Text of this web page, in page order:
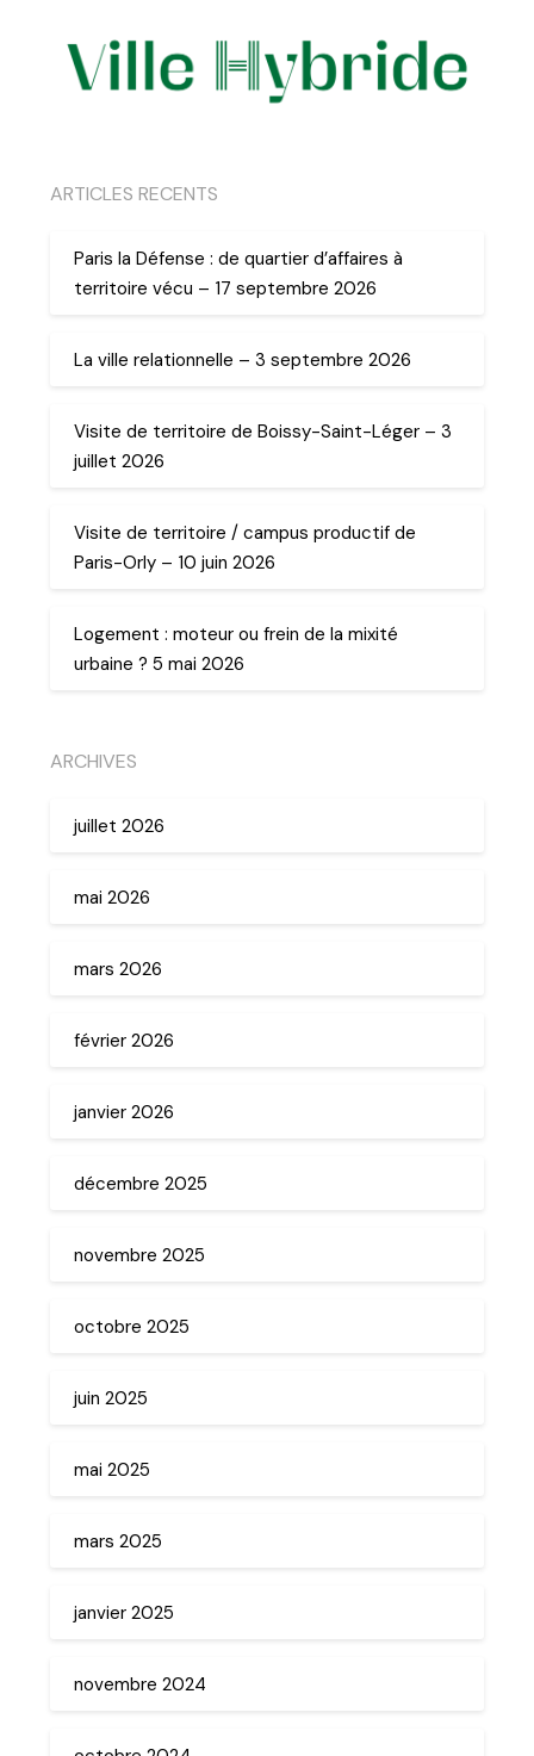
ARTICLES RECENTS
Paris la Défense : de quartier d’affaires à
territoire vécu – 17 septembre 2026
La ville relationnelle – 3 septembre 2026
Visite de territoire de Boissy-Saint-Léger – 3
juillet 2026
Visite de territoire / campus productif de
Paris-Orly – 10 juin 2026
Logement : moteur ou frein de la mixité
urbaine ? 5 mai 2026
ARCHIVES
juillet 2026
mai 2026
mars 2026
février 2026
janvier 2026
décembre 2025
novembre 2025
octobre 2025
juin 2025
mai 2025
mars 2025
janvier 2025
novembre 2024